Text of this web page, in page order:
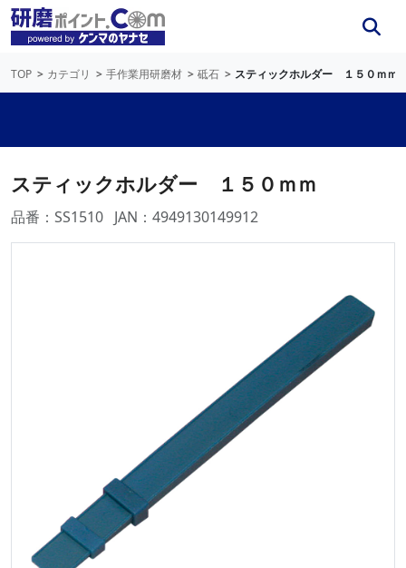
TOP カテゴリ 手作業用研磨材 砥石 スティックホルダー １５０ｍｍ
スティックホルダー １５０ｍｍ
品番：SS1510 JAN：4949130149912